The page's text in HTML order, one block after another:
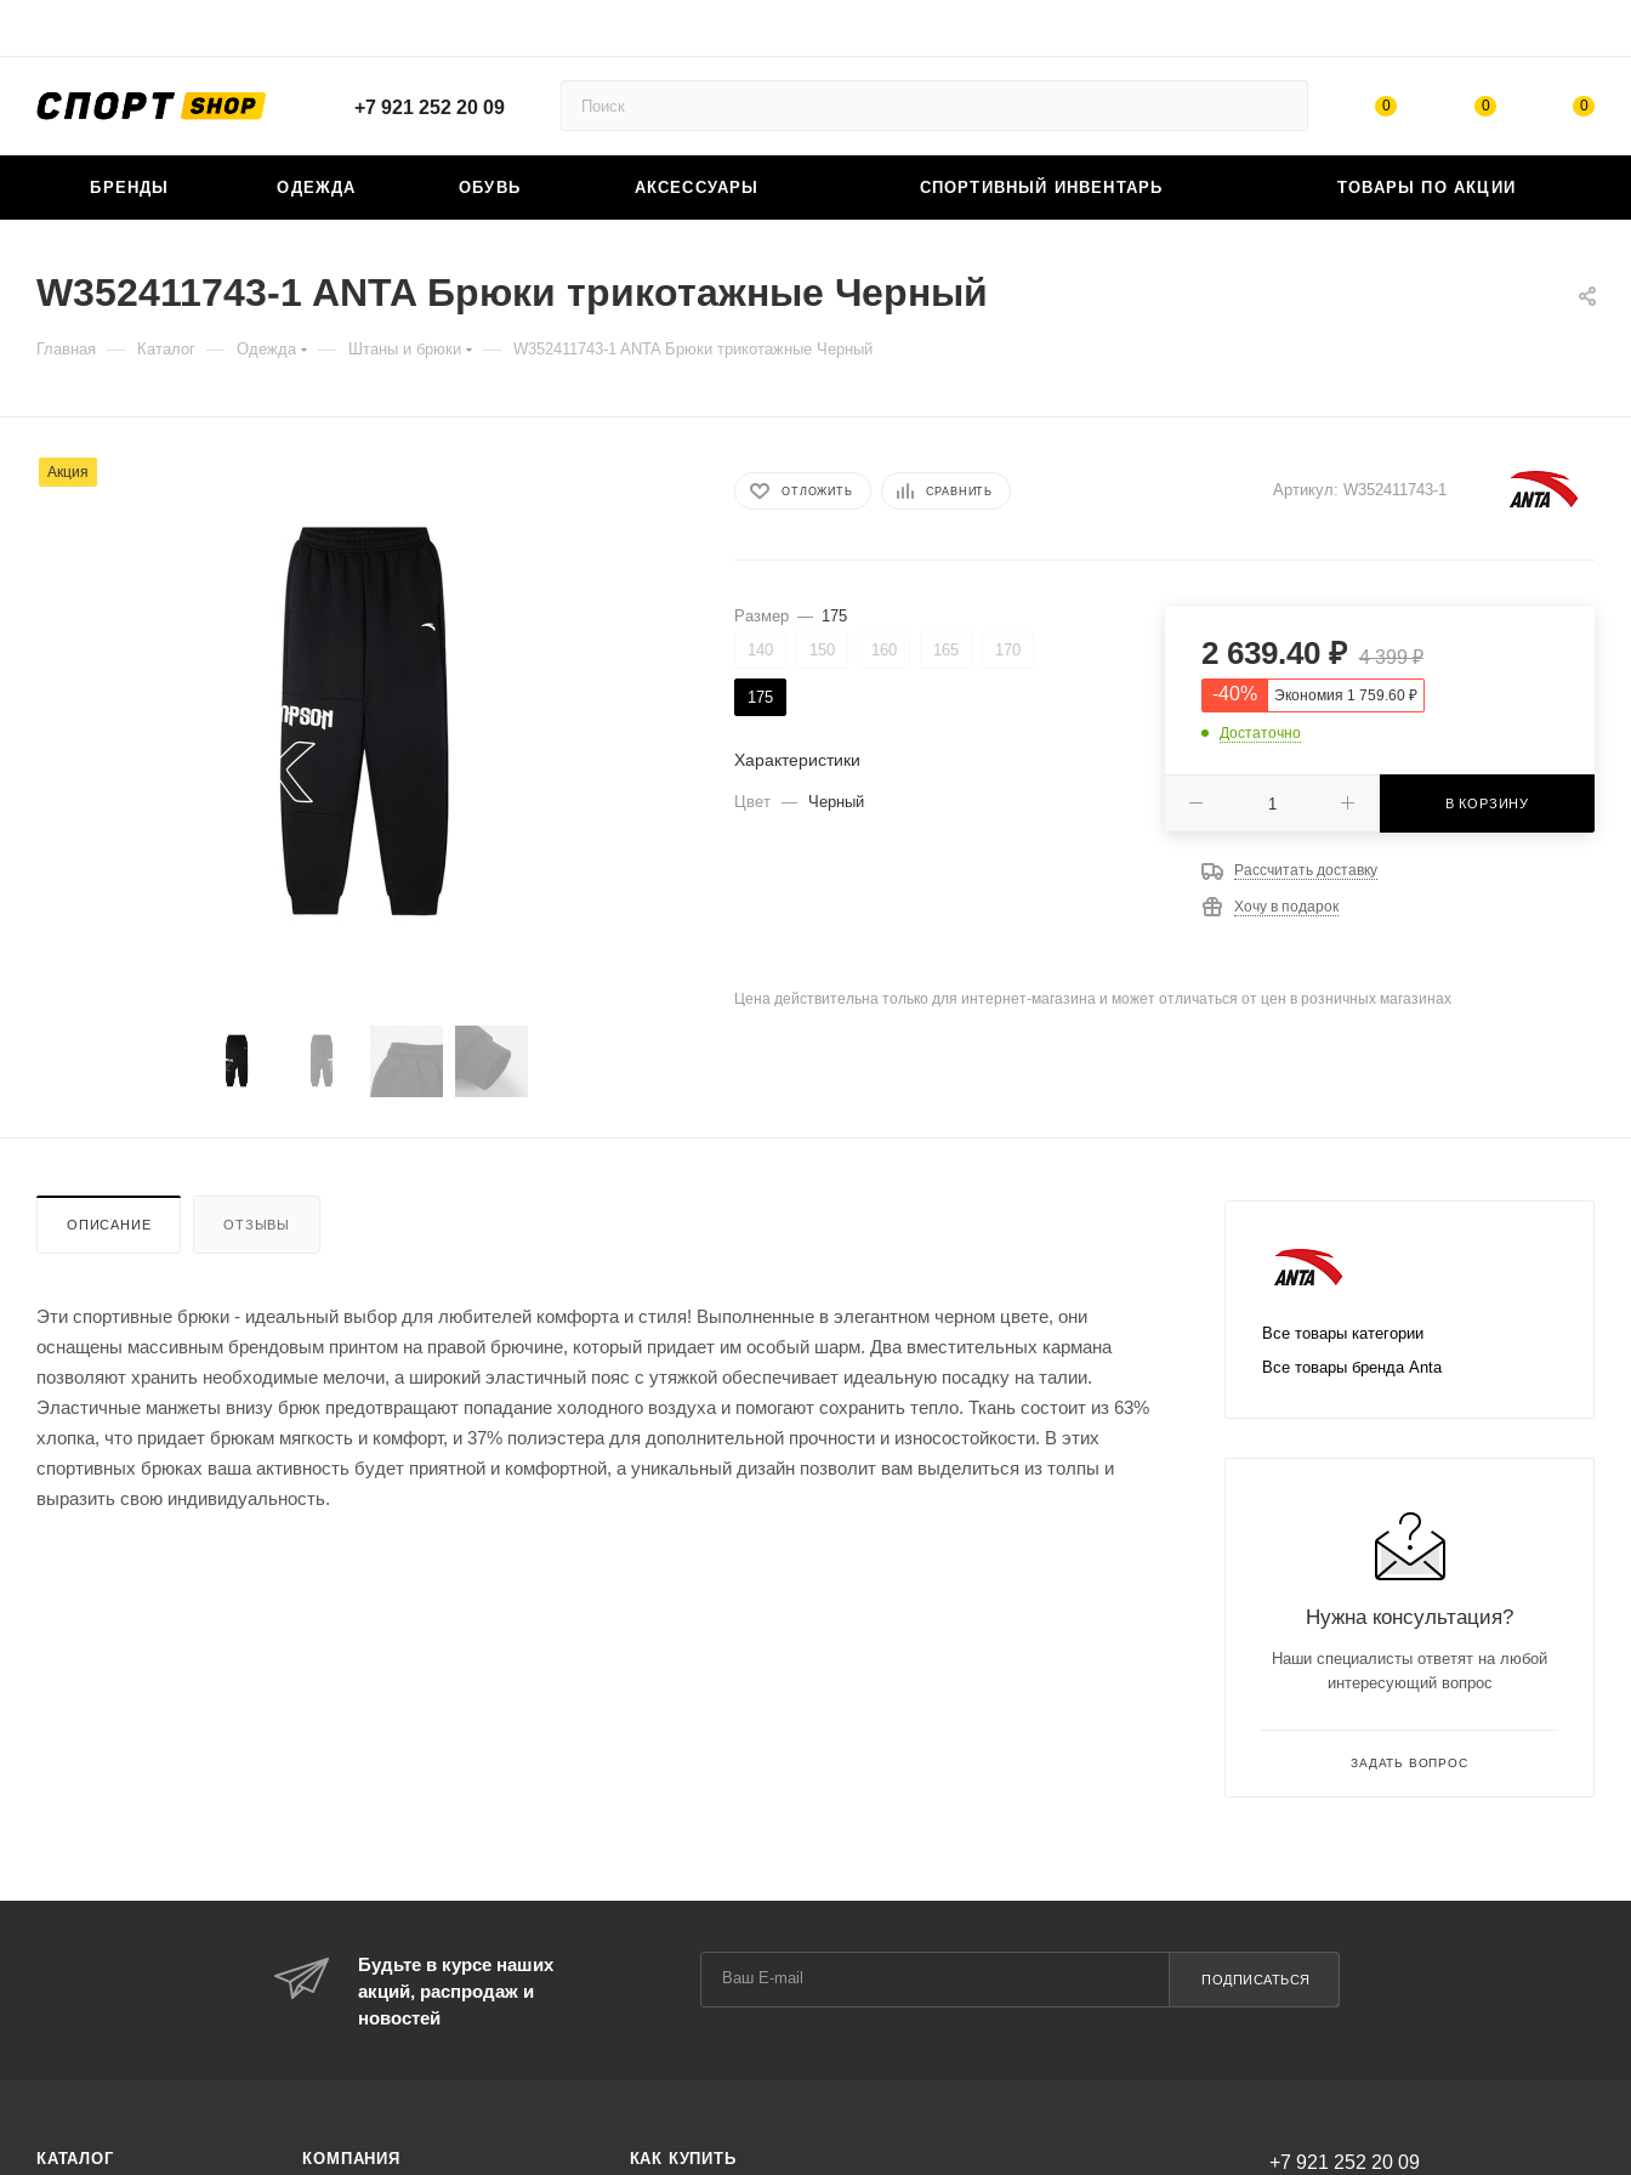
+7 921 252 20 09 0 0 0
БРЕНДЫ ОДЕЖДА ОБУВЬ АКСЕССУАРЫ СПОРТИВНЫЙ ИНВЕНТАРЬ ТОВАРЫ ПО АКЦИИ
W352411743-1 ANTA Брюки трикотажные Черный
Главная — Каталог — Одежда — Штаны и брюки — W352411743-1 ANTA Брюки трикотажные Черный
Акция
ОТЛОЖИТЬ СРАВНИТЬ Артикул: W352411743-1
Размер — 175
140
150 160 165 170
175
Характеристики
Цвет — Черный
2 639.40₽ 4 399₽
-40% Экономия 1 759.60₽
Достаточно
В КОРЗИНУ
Рассчитать доставку
Хочу в подарок
Цена действительна только для интернет-магазина и может отличаться от цен в розничных магазинах
ОПИСАНИЕ ОТЗЫВЫ
Эти спортивные брюки - идеальный выбор для любителей комфорта и стиля! Выполненные в элегантном черном цвете, они
оснащены массивным брендовым принтом на правой брючине, который придает им особый шарм. Два вместительных кармана
позволяют хранить необходимые мелочи, а широкий эластичный пояс с утяжкой обеспечивает идеальную посадку на талии.
Эластичные манжеты внизу брюк предотвращают попадание холодного воздуха и помогают сохранить тепло. Ткань состоит из 63%
хлопка, что придает брюкам мягкость и комфорт, и 37% полиэстера для дополнительной прочности и износостойкости. В этих
спортивных брюках ваша активность будет приятной и комфортной, а уникальный дизайн позволит вам выделиться из толпы и
выразить свою индивидуальность.
Все товары категории
Все товары бренда Anta
Нужна консультация?
Наши специалисты ответят на любой
интересующий вопрос
ЗАДАТЬ ВОПРОС
Будьте в курсе наших
акций, распродаж и
новостей
ПОДПИСАТЬСЯ
КАТАЛОГ КОМПАНИЯ КАК КУПИТЬ +7 921 252 20 09